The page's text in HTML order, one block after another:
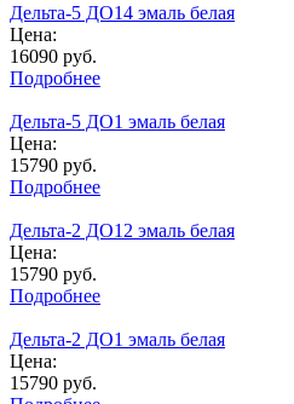
Дельта-5 ДО14 эмаль белая
Цена:
16090 руб.
Подробнее
Дельта-5 ДО1 эмаль белая
Цена:
15790 руб.
Подробнее
Дельта-2 ДО12 эмаль белая
Цена:
15790 руб.
Подробнее
Дельта-2 ДО1 эмаль белая
Цена:
15790 руб.